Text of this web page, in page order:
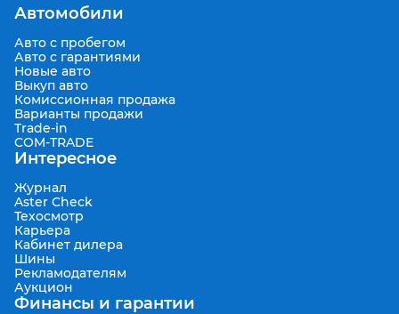
Автомобили
Авто с пробегом
Авто с гарантиями
Новые авто
Выкуп авто
Комиссионная продажа
Варианты продажи
Trade-in
COM-TRADE
Интересное
Журнал
Aster Check
Техосмотр
Карьера
Кабинет дилера
Шины
Рекламодателям
Аукцион
Финансы и гарантии